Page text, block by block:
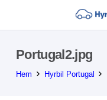
Portugal2.jpg
Hem Hyrbil Portugal